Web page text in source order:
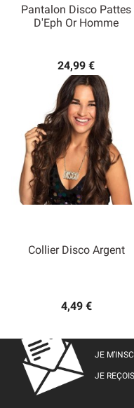
Pantalon Disco Pattes
D'Eph Or Homme
24,99 €
Collier Disco Argent
4,49 €
JE
JE